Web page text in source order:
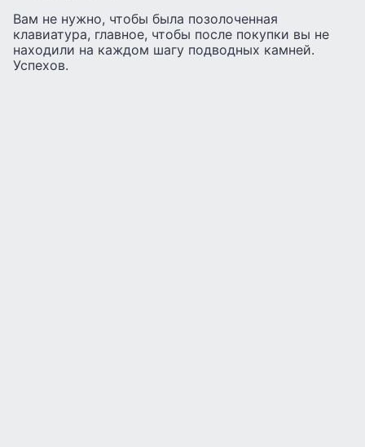
Вам не нужно, чтобы была позолоченная
клавиатура, главное, чтобы после покупки вы не
находили на каждом шагу подводных камней.
Успехов.